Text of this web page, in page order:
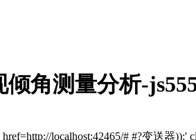
角测量分析-
localhost:42465/# #?变送器